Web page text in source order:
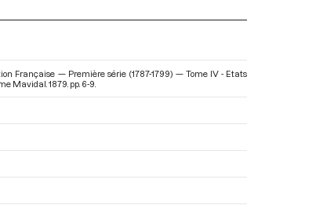
Française — Première série (1787-1799) — Tome IV - Etats
Mavidal. 1879. pp. 6-9.